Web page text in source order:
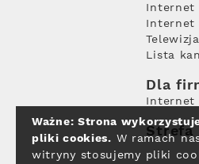
Internet
Internet
Telewizja
Lista
Dla
Internet
Strefa
Ważne: Strona
pliki cookies. W ramach
witryny stosujemy pliki